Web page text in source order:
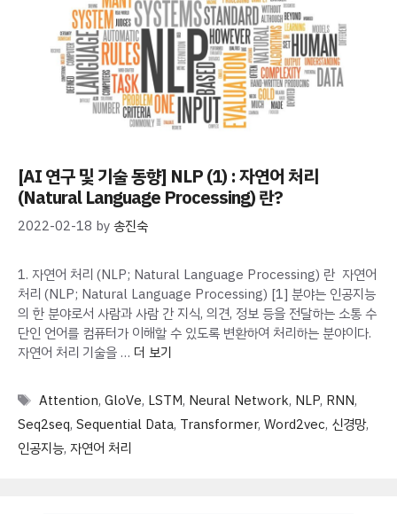
[AI 연구 및 기술 동향] NLP (1) : 자연어 처리
(Natural Language Processing) 란?
2022-02-18 by송진숙
1. 자연어 처리 (NLP; Natural Language Processing) 란 자연어
처리 (NLP; Natural Language Processing) [1] 분야는 인공지능
의 한 분야로서 사람과 사람 간 지식, 의견, 정보 등을 전달하는 소통 수
단인 언어를 컴퓨터가 이해할 수 있도록 변환하여 처리하는 분야이다.
자연어 처리 기술을 … 더 보기
Tags
Attention, GloVe, LSTM, Neural Network, NLP, RNN,
Seq2seq, Sequential Data, Transformer, Word2vec, 신경망,
인공지능, 자연어 처리